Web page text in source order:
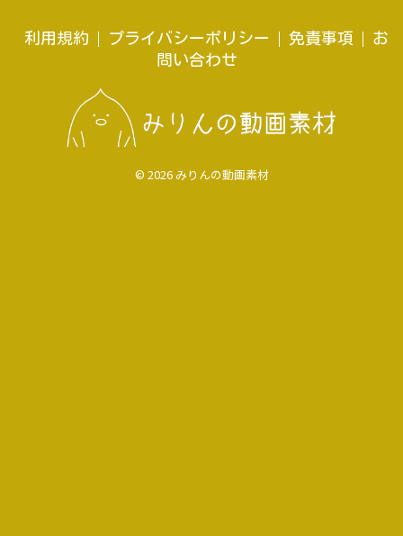
利用規約 プライバシーポリシー 免責事項
お
問い合わせ
© 2026 みりんの動画素材